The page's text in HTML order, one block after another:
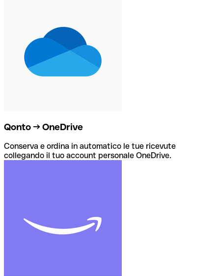
Qonto → OneDrive
Conserva e ordina in automatico le tue ricevute
collegando il tuo account personale OneDrive.